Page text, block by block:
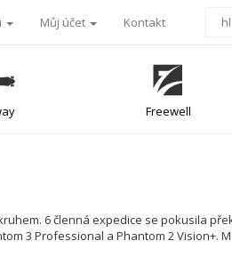
Můj účet Kontakt
Freewell
6 členná expedice se pokusila
3 Professional a Phantom 2 Vision+.